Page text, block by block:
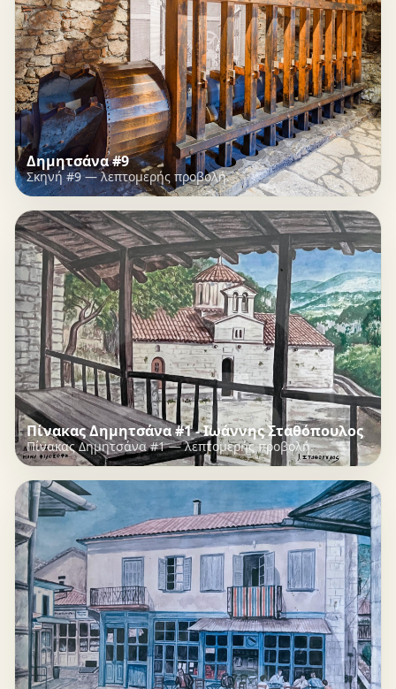
Δημητσάνα #9
Σκηνή #9 — λεπτομερής προβολή.
Πίνακας Δημητσάνα #1 - Ιωάννης Σταθόπουλος
Πίνακας Δημητσάνα #1 — λεπτομερής προβολή.